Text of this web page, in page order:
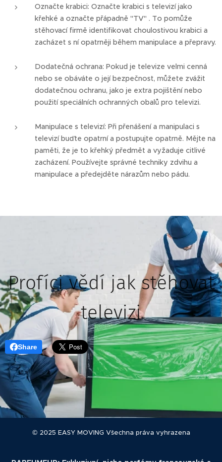
Označte krabici: Označte krabici s televizí jako
křehké a označte přápadně "TV" . To pomůže
stěhovací firmě identifikovat choulostivou krabici a
zacházet s ní opatrněji během manipulace a přepravy.
Dodatečná ochrana: Pokud je televize velmi cenná
nebo se obáváte o její bezpečnost, můžete zvážit
dodatečnou ochranu, jako je extra pojištění nebo
použití speciálních ochranných obalů pro televizi.
Manipulace s televizí: Při přenášení a manipulaci s
televizí buďte opatrní a postupujte opatrně. Mějte na
paměti, že je to křehký předmět a vyžaduje citlivé
zacházení. Používejte správné techniky zdvihu a
manipulace a předejděte nárazům nebo pádu.
Profíci vědí jak stěhovat
televizi
Share
© 2025 EASY MOVING Všechna práva vyhrazena